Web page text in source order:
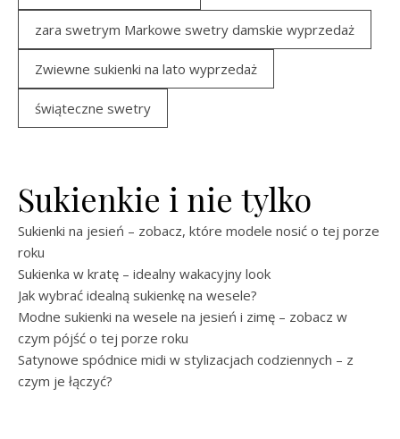
zara swetrym Markowe swetry damskie wyprzedaż
Zwiewne sukienki na lato wyprzedaż
świąteczne swetry
Sukienkie i nie tylko
Sukienki na jesień – zobacz, które modele nosić o tej porze
roku
Sukienka w kratę – idealny wakacyjny look
Jak wybrać idealną sukienkę na wesele?
Modne sukienki na wesele na jesień i zimę – zobacz w
czym pójść o tej porze roku
Satynowe spódnice midi w stylizacjach codziennych – z
czym je łączyć?